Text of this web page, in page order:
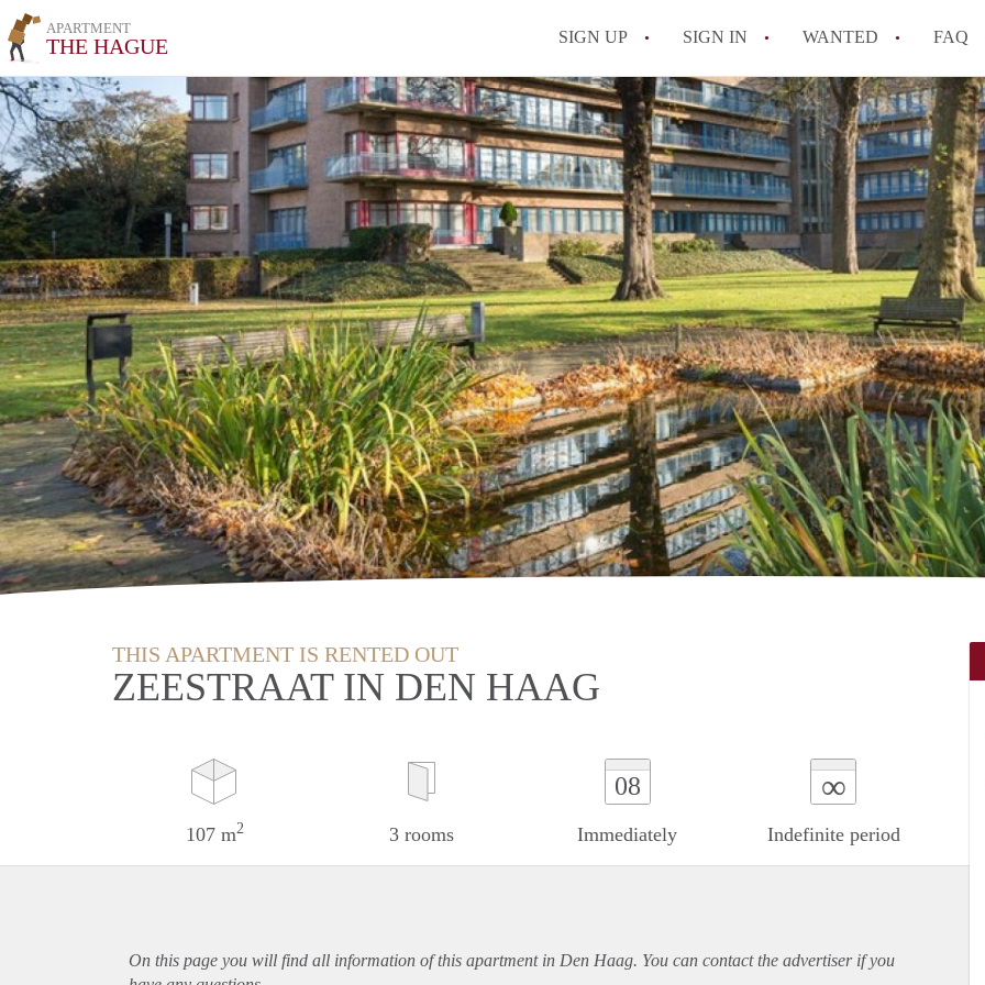
APARTMENT
THE HAGUE SIGN UP SIGN IN WANTED FAQ
All FAQs
THIS APARTMENT IS RENTED OUT
ZEESTRAAT IN DEN HAAG
107 m2 3 rooms
08
Immediately
∞
Indefinite period
On this page you will find all information of this apartmentin Den Haag. You can contact the advertiser if you